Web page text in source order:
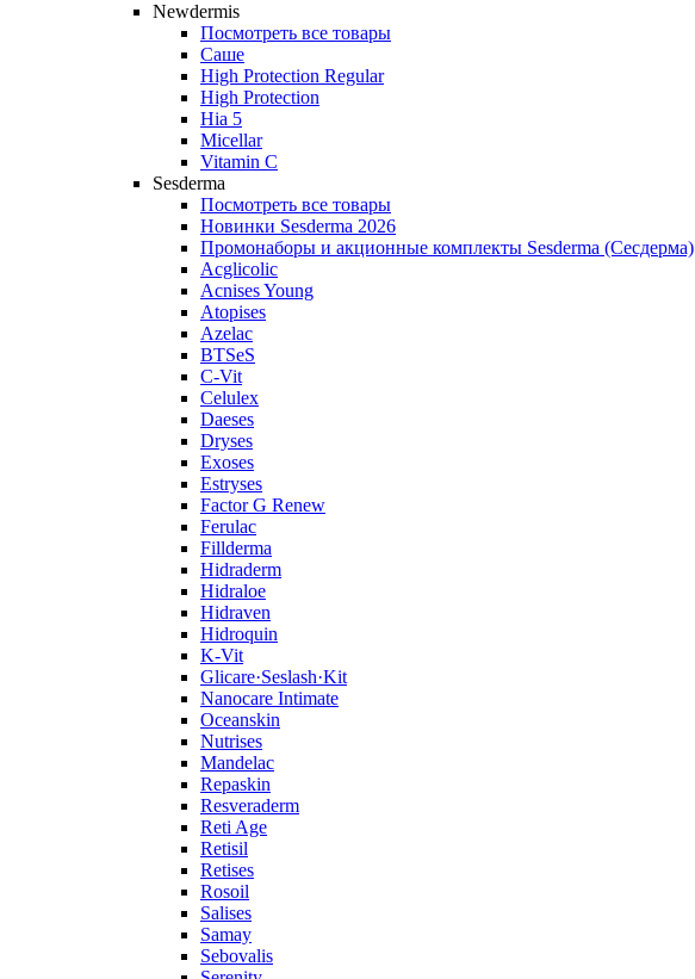
Newdermis
Посмотреть все товары
Саше
High Protection Regular
High Protection
Hia 5
Micellar
Vitamin C
Sesderma
Посмотреть все товары
Новинки Sesderma 2026
Промонаборы и акционные комплекты Sesderma (Сесдерма)
Acglicolic
Acnises Young
Atopises
Azelac
BTSeS
C‑Vit
Celulex
Daeses
Dryses
Exoses
Estryses
Factor G Renew
Ferulac
Fillderma
Hidraderm
Hidraloe
Hidraven
Hidroquin
K-Vit
Glicare·Seslash·Kit
Nanocare Intimate
Oceanskin
Nutrises
Mandelac
Repaskin
Resveraderm
Reti Age
Retisil
Retises
Rosoil
Salises
Samay
Sebovalis